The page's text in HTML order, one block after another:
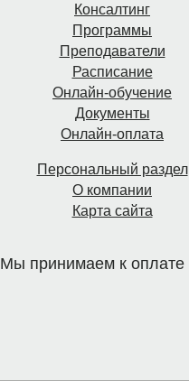
Консалтинг
Программы
Преподаватели
Расписание
Онлайн-обучение
Документы
Онлайн-оплата
Персональный раздел
О компании
Карта сайта
Мы принимаем к оплате